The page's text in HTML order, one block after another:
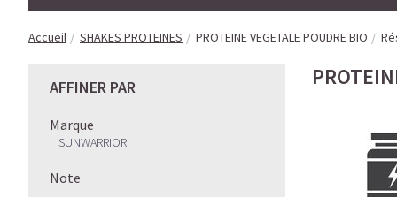
Accueil SHAKES PROTEINES PROTEINE VEGETALE POUDRE BIO
AFFINER PAR
Marque
SUNWARRIOR
Note